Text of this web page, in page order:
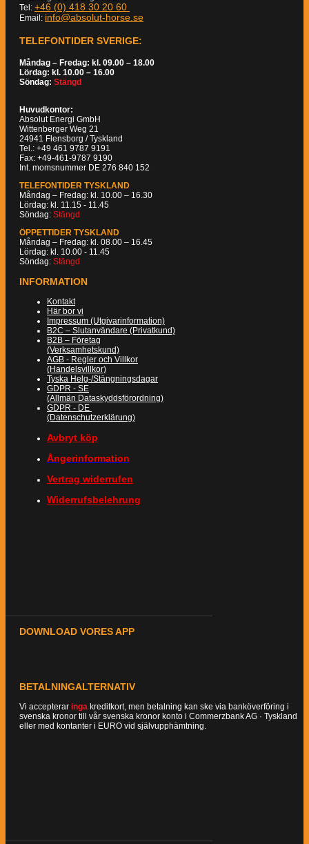
Tel: +46 (0) 418 30 20 60
Email: info@absolut-horse.se
TELEFONTIDER SVERIGE:
Måndag – Fredag: kl. 09.00 – 18.00
Lördag: kl. 10.00 – 16.00
Söndag: Stängd
Huvudkontor:
Absolut Energi GmbH
Wittenberger Weg 21
24941 Flensborg / Tyskland
Tel.: +49 461 9787 9191
Fax: +49-461-9787 9190
Int. momsnummer DE 276 840 152
TELEFONTIDER TYSKLAND
Måndag – Fredag: kl. 10.00 – 16.30
Lördag: kl. 11.15 - 11.45
Söndag: Stängd
ÖPPETTIDER TYSKLAND
Måndag – Fredag: kl. 08.00 – 16.45
Lördag: kl. 10.00 - 11.45
Söndag: Stängd
INFORMATION
Kontakt
Här bor vi
Impressum (Utgivarinformation)
B2C – Slutanvändare (Privatkund)
B2B – Företag
(Verksamhetskund)
AGB - Regler och Villkor
(Handelsvillkor)
Tyska Helg-/Stängningsdagar
GDPR - SE
(Allmän Dataskyddsförordning)
GDPR - DE
(Datenschutzerklärung)
Avbryt köp
Ångerinformation
Vertrag widerrufen
Widerrufsbelehrung
DOWNLOAD VORES APP
BETALNINGALTERNATIV
Vi accepterar inga kreditkort, men betalning kan ske via banköverföring i
svenska kronor till vår svenska kronor konto i Commerzbank AG · Tyskland
eller med kontanter i EURO vid självupphämtning.